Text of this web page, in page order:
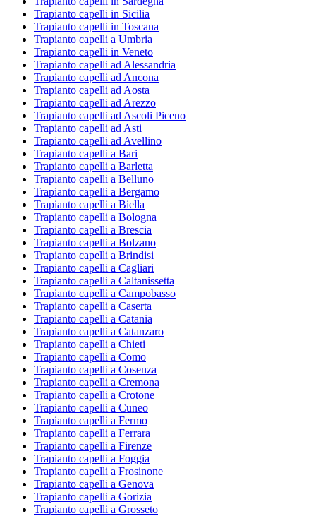
Trapianto capelli in Sicilia
Trapianto capelli in Toscana
Trapianto capelli a Umbria
Trapianto capelli in Veneto
Trapianto capelli ad Alessandria
Trapianto capelli ad Ancona
Trapianto capelli ad Aosta
Trapianto capelli ad Arezzo
Trapianto capelli ad Ascoli Piceno
Trapianto capelli ad Asti
Trapianto capelli ad Avellino
Trapianto capelli a Bari
Trapianto capelli a Barletta
Trapianto capelli a Belluno
Trapianto capelli a Bergamo
Trapianto capelli a Biella
Trapianto capelli a Bologna
Trapianto capelli a Brescia
Trapianto capelli a Bolzano
Trapianto capelli a Brindisi
Trapianto capelli a Cagliari
Trapianto capelli a Caltanissetta
Trapianto capelli a Campobasso
Trapianto capelli a Caserta
Trapianto capelli a Catania
Trapianto capelli a Catanzaro
Trapianto capelli a Chieti
Trapianto capelli a Como
Trapianto capelli a Cosenza
Trapianto capelli a Cremona
Trapianto capelli a Crotone
Trapianto capelli a Cuneo
Trapianto capelli a Fermo
Trapianto capelli a Ferrara
Trapianto capelli a Firenze
Trapianto capelli a Foggia
Trapianto capelli a Frosinone
Trapianto capelli a Genova
Trapianto capelli a Gorizia
Trapianto capelli a Grosseto